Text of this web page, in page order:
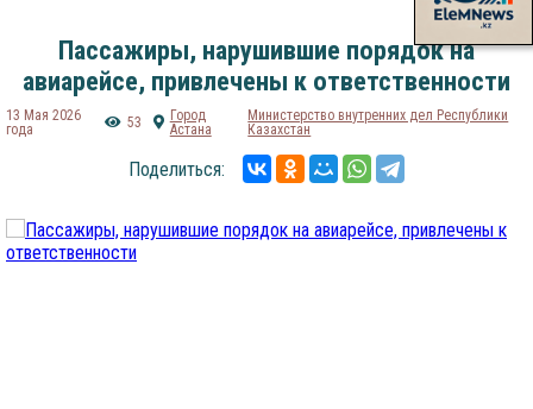
Пассажиры, нарушившие порядок на
авиарейсе, привлечены к ответственности
13 Мая 2026
года
53
Город
Астана
Министерство внутренних дел Республики
Казахстан
Поделиться: